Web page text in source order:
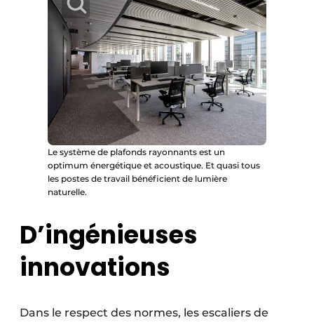
Le système de plafonds rayonnants est un
optimum énergétique et acoustique. Et quasi tous
les postes de travail bénéficient de lumière
naturelle.
D’ingénieuses
innovations
Dans le respect des normes, les escaliers de